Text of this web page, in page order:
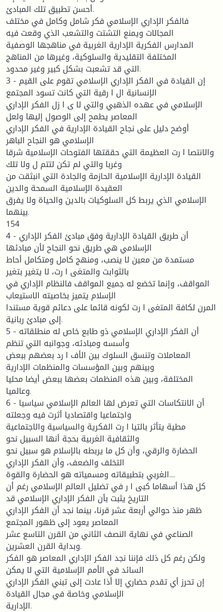
أحسن تطبیق تلك المبادئ.
فالفكر الإداري الإسلامي فكر شامل وكامل في مختلف
المجالات ویمنع التشتت والتشعب الذي وقعت فیه
المدارس الفكریة الإداریة الغربیة في مناهجها الوصفیة
المختلفة التقلیدیة والسلوكیة، وغیرها من المناهج
التي قد تشعبت بشكل كبیر وغیر محدود.
3 - إن القیادة في الفكر الإداري الإسلامي تقوم على القیم
الإنسانیة ال ا رقیة التي كانت تسود المجتمع
الإسلامي في عهده الذهبي والتي لا ی ا زل الفكر الإداري
المعاصر یطمح إلى الوصول إلیها ولعل
أوضح دلیل على نجاح القیادة الإداریة في الفكر الإداري
الإسلامي هو النجاح الباهر
والانتصا ا رت العظیمة التي حققتها الفتوحات الإسلامیة شرقا
وغربا والتي لم تكن لتتم ل ولا تلك
القیادة الإداریة الإسلامیة الحازمة والجادة التي انبثقت من
العقیدة الإسلامیة السمحة والدین
الإسلامي الذي یربط كل السلوكیات بالدین والحیاة ولا یفرق
بینهما.
154
4 - أن طریق القیادة الإداریة وفق مبادئ الفكر الإداري
الإسلامي هي طریق نحو النجاح لأن مبادئها
مستمدة من معین لا ینصب، ومنهج كامل ومتكامل أحاط
بالثوابت والمتغی ا رت، لا یتغیر بتغیر
المواقف، وإنما تخضع له جمیع المواقف فالنظام الإداري في
الإسلام یتمیز بخاصیته الاستیعاب
المرن لكافة المتغی ا رت لكونه قائما على دعائم قویة مستندا
إلى مبادئ ربانیة.
5 - أن الفكر الإداري الإسلامي ذو طابع خاص له منطلقاته
وأسسه ومبادئه، وجوانبه التي تنظم
المعاملات وتنسق السلوك بین الأف ا رد بعضهم ببعض
وبینهم وبین المؤسسات والمنظمات الإداریة
المختلفة، وبین هذه المنظمات بعضها ببعض أیضا محلیا
وعالمیا.
6 - أن الانتكاسات التي تعرض لها العالم الإسلامي سیاسیا
واجتماعیا واقتصادیا أثرت فیه وجعلته
مطیة یتأثر بالتیا ا رت الفكریة والسیاسیة والاجتماعیة
والثقافیة الغربیة بحجة أنها السبیل نحو
الحضارة والرقي، وأن كل ما یربطه بالإسلام هو سبیل نحو
التخلف والضعف، وأن الفكر الإداري
الغربي بتطبیقاته ومسمیاته هو الحضارة والقوة....
كل هذا أسهاما كبی ا ر في تضلیل العالم الإسلامي رغم أن
التاریخ یثبت بأن الفكر الإداري الإسلامي قد
ظهر منذ حوالي أربعة عشر قرنا، بینما نجد أن الفكر الإداري
المعاصر یعود إلى ظهور المجتمع
الصناعي في نهایة النصف الثاني من القرن التاسع عشر
وبدایة القرن العشرین.
ولكن رغم كل ذلك فإننا نجد الفكر الإداري المعاصر هو الفكر
السائد في الأمم الإسلامیة التي لا یمكن
إن تحرز أي تقدم حضاري إلا أذا عادت إلى تبني الفكر الإداري
الإسلامي وخاصة في مجال القیادة
الإداریة.